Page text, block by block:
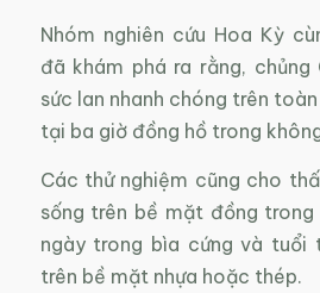
Nhóm nghiên cứu Hoa Kỳ
đã khám phá ra rằng,
sức lan nhanh chóng trên
tại ba giờ đồng hồ trong
Các thử nghiệm cũng cho
sống trên bề mặt đồng
ngày trong bìa cứng và tuổi
trên bề mặt nhựa hoặc thép.